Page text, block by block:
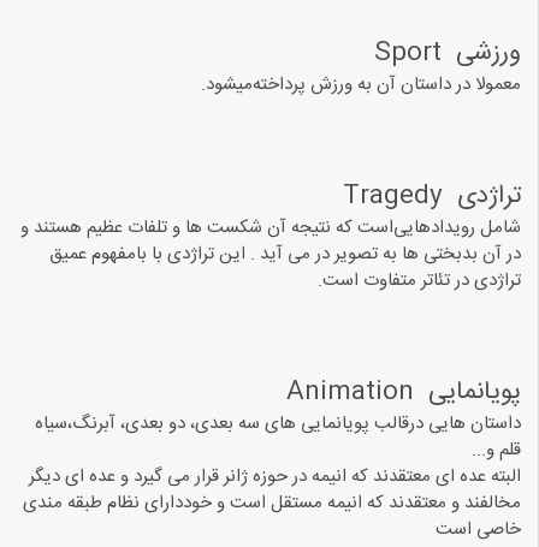
ﻭﺭﺯﺷﯽ ‏ Sport
معمولا در داستان آن ﺑﻪ ﻭﺭﺯﺵ ﭘﺮﺩﺍﺧﺘﻪﻣﯿﺸﻮﺩ.
ﺗﺮﺍﮊﺩﯼ ‏ Tragedy
ﺷﺎﻣﻞ ﺭﻭﯾﺪﺍﺩﻫﺎﯾﯽﺍﺳﺖ ﮐﻪ ﻧﺘﯿﺠﻪ ﺁﻥ ﺷﮑﺴﺖ ﻫﺎ ﻭ ﺗﻠﻔﺎﺕ ﻋﻈﯿﻢ ﻫﺴﺘﻨﺪ ﻭ
ﺩﺭ ﺁﻥ ﺑﺪﺑﺨﺘﯽ ﻫﺎ ﺑﻪ ﺗﺼﻮﯾﺮ ﺩﺭ می آید . این تراژدی با بامفهوم عمیق
تراژدی در تئاتر متفاوت است.
ﭘﻮﯾﺎﻧﻤﺎﯾﯽ ‏ Animation
ﺩﺍﺳﺘﺎﻥ ﻫﺎﯾﯽ ﺩﺭﻗﺎﻟﺐ ﭘﻮﯾﺎﻧﻤﺎﯾﯽ ﻫﺎﯼ ﺳﻪ ﺑﻌﺪﯼ، ﺩﻭ ﺑﻌﺪﯼ، ﺁﺑﺮﻧﮓ،ﺳﯿﺎﻩ
ﻗﻠﻢ ﻭ...
البته عده ای معتقدند که انیمه در حوزه ژانر قرار می گیرد و عده ای دیگر
مخالفند و معتقدند که انیمه مستقل است و خوددارای نظام طبقه مندی
خاصی است